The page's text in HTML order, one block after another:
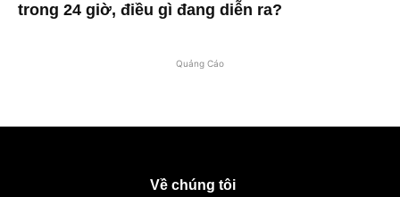
trong 24 giờ, điều gì đang diễn ra?
Quảng Cáo
Về chúng tôi